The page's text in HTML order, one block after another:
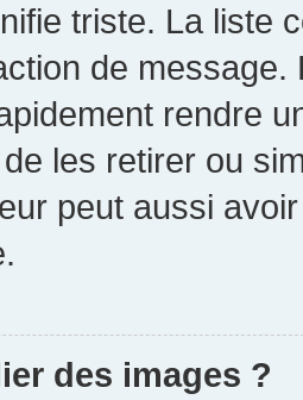
triste. La liste
de
rendre
les retirer ou
peut aussi
des images ?